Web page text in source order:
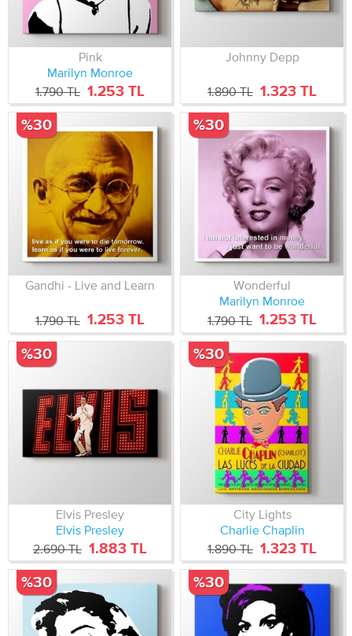
Pink
Marilyn Monroe
1.790 TL 1.253 TL
Johnny Depp
1.890 TL 1.323 TL
Gandhi - Live and Learn
1.790 TL 1.253 TL
%30
Wonderful
Marilyn Monroe
1.790 TL 1.253 TL
%30
Elvis Presley
Elvis Presley
2.690 TL 1.883 TL
%30
City Lights
Charlie Chaplin
1.890 TL 1.323 TL
%30
%30 %30